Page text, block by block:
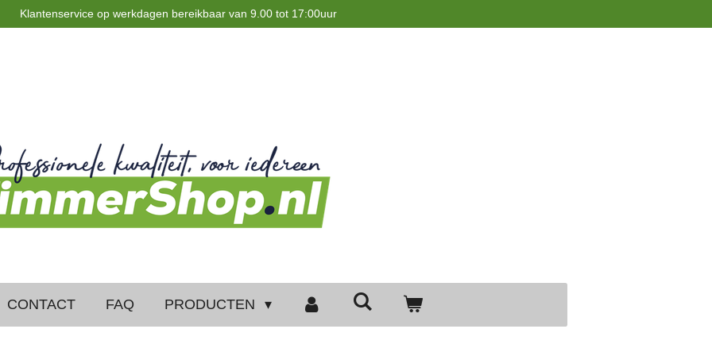
Klantenservice op werkdagen bereikbaar van 9.00 tot 17:00uur
CONTACT FAQ PRODUCTEN